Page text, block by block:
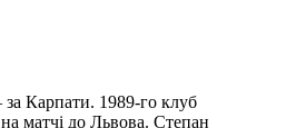
Карпати. 1989-го клуб
матчі до Львова. Степан